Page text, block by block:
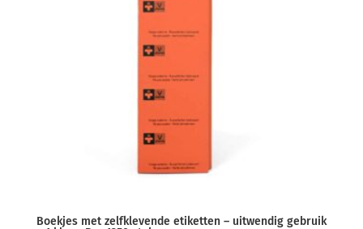
Boekjes met zelfklevende etiketten – uitwendig gebruik